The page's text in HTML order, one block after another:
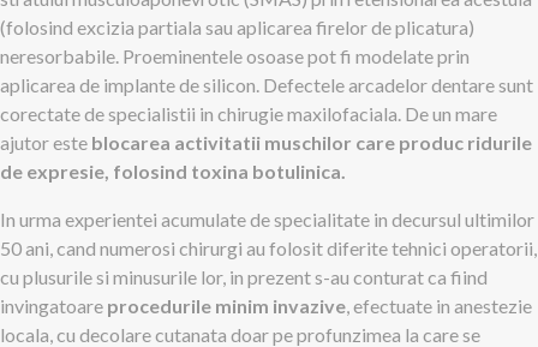
(folosind excizia partiala sau aplicarea firelor de plicatura)
neresorbabile. Proeminentele osoase pot fi modelate prin
aplicarea de implante de silicon. Defectele arcadelor dentare sunt
corectate de specialistii in chirugie maxilofaciala. De un mare
ajutor este blocarea activitatii muschilor care produc ridurile
de expresie, folosind toxina botulinica.
In urma experientei acumulate de specialitate in decursul ultimilor
50 ani, cand numerosi chirurgi au folosit diferite tehnici operatorii,
cu plusurile si minusurile lor, in prezent s-au conturat ca fiind
invingatoare procedurile minim invazive, efectuate in anestezie
locala, cu decolare cutanata doar pe profunzimea la care se